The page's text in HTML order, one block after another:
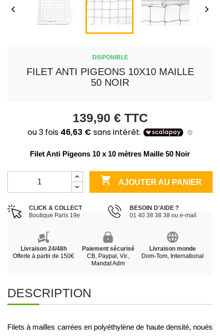
 
DISPONIBLE
FILET ANTI PIGEONS 10X10 MAILLE
50 NOIR
139,90 € TTC
Filet Anti Pigeons 10 x 10 mètres Maille 50 Noir
 AJOUTER AU PANIER
CLICK & COLLECT
Boutique Paris 19e
BESOIN D’AIDE ?
01 40 38 38 38 ou e-mail
Livraison 24/48h
Offerte à partir de 150€
Paiement sécurisé
CB, Paypal, Vir.,
Mandat Adm
Livraison monde
Dom-Tom, International
DESCRIPTION
Filets à mailles carrées en polyéthylène de haute densité, noués